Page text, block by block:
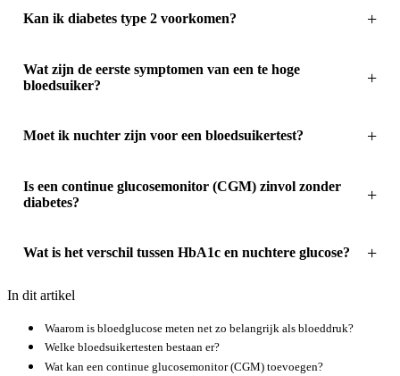
Kan ik diabetes type 2 voorkomen?
Wat zijn de eerste symptomen van een te hoge
bloedsuiker?
Moet ik nuchter zijn voor een bloedsuikertest?
Is een continue glucosemonitor (CGM) zinvol zonder
diabetes?
Wat is het verschil tussen HbA1c en nuchtere glucose?
In dit artikel
Waarom is bloedglucose meten net zo belangrijk als bloeddruk?
Welke bloedsuikertesten bestaan er?
Wat kan een continue glucosemonitor (CGM) toevoegen?